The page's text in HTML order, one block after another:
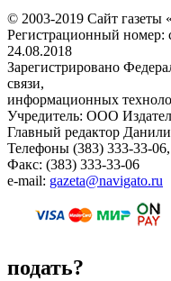
© 2003-2019 Сайт
Регистрационный
24.08.2018
Зарегистрировано
связи,
информационных
Учредитель: ООО
Главный редактор
Телефоны (383) 333-33-
Факс: (383) 333-33-06
e-mail: gazeta@navigato.ru
подать?